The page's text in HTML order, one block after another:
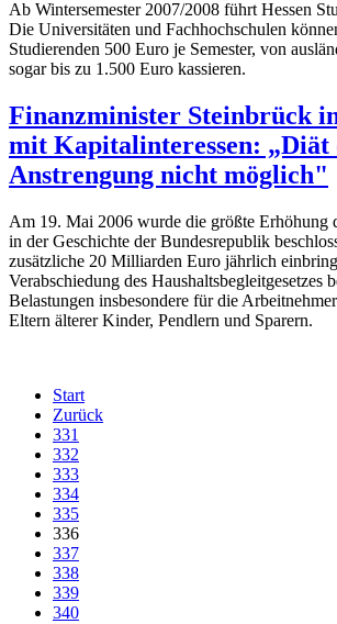
Ab Wintersemester 2007/2008 führt Hessen
Die Universitäten und Fachhochschulen
Studierenden 500 Euro je Semester, von
sogar bis zu 1.500 Euro kassieren.
Finanzminister Steinbrück
mit Kapitalinteressen: „Diät
Anstrengung nicht möglich"
Am 19. Mai 2006 wurde die größte Erhöhung
in der Geschichte der Bundesrepublik
zusätzliche 20 Milliarden Euro jährlich
Verabschiedung des Haushaltsbegleitgesetzes
Belastungen insbesondere für die
Eltern älterer Kinder, Pendlern und Sparern.
Start
Zurück
331
332
333
334
335
336
337
338
339
340